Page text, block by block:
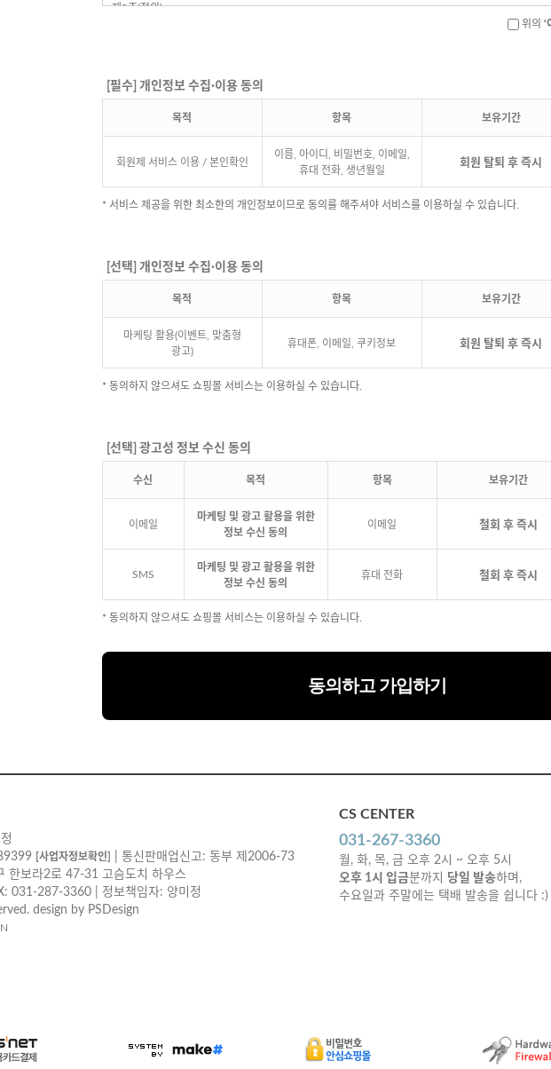
위의 ‘
[필수] 개인정보 수집·이용 동의
목적 항목 보유기간
회원제 서비스 이용 / 본인확인
이름, 아이디, 비밀번호, 이메일,
휴대 전화, 생년월일
회원 탈퇴 후 즉시
* 서비스 제공을 위한 최소한의 개인정보이므로 동의를 해주셔야 서비스를 이용하실 수 있습니다.
[선택] 개인정보 수집·이용 동의
목적 항목 보유기간
마케팅 활용(이벤트, 맞춤형
광고)
휴대폰, 이메일, 쿠키정보 회원 탈퇴 후 즉시
* 동의하지 않으셔도 쇼핑몰 서비스는 이용하실 수 있습니다.
[선택] 광고성 정보 수신 동의
수신 목적 항목 보유기간
이메일
마케팅 및 광고 활용을 위한
정보 수신 동의
이메일 철회 후 즉시
SMS
마케팅 및 광고 활용을 위한
정보 수신 동의
휴대 전화 철회 후 즉시
* 동의하지 않으셔도 쇼핑몰 서비스는 이용하실 수 있습니다.
동의하고 가입하기
[사업자정보확인]
| 통신판매업신고: 동부 제2006-73
한보라2로 47-31 고슴도치 하우스
031-287-3360 | 정보책임자: 양미정
design by PSDesign
CS CENTER
031-267-3360
월, 화, 목, 금 오후 2시 ~ 오후 5시
오후 1시 입금분까지 당일 발송하며,
수요일과 주말에는 택배 발송을 쉽니다 :)